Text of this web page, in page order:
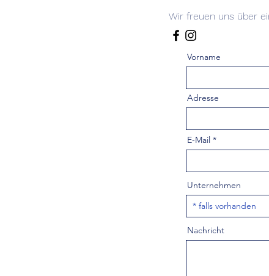
Wir freuen uns über
Vorname
Adresse
E-Mail
Unternehmen
Nachricht